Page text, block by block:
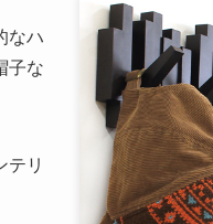
なハ
子な
テリ